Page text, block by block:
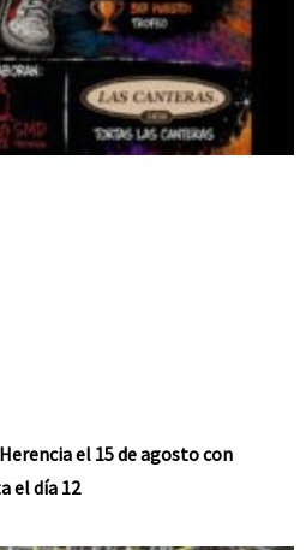
el 15 de agosto con
el día 12